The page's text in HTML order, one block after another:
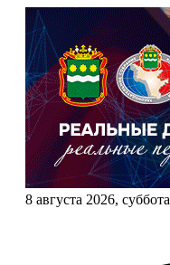
8 августа 2026, суббота